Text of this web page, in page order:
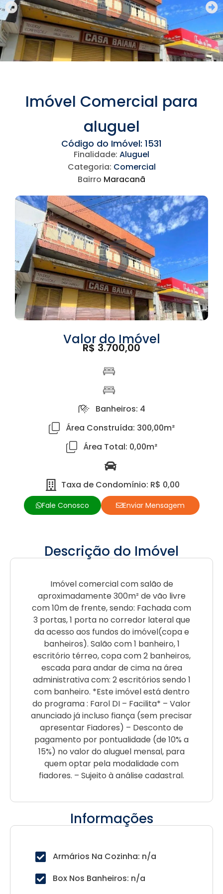
Imóvel Comercial para
aluguel
Código do Imóvel: 1531
Finalidade: Aluguel
Categoria: Comercial
Bairro Maracanã
Valor do Imóvel
R$ 3.700,00
Banheiros: 4
Área Construída: 300,00m²
Área Total: 0,00m²
Taxa de Condomínio: R$ 0,00
Fale Conosco Enviar Mensagem
Descrição do Imóvel
Imóvel comercial com salão de
aproximadamente 300m² de vão livre
com 10m de frente, sendo: Fachada com
3 portas, 1 porta no corredor lateral que
da acesso aos fundos do imóvel(copa e
banheiros). Salão com 1 banheiro, 1
escritório térreo, copa com 2 banheiros,
escada para andar de cima na área
administrativa com: 2 escritórios sendo 1
com banheiro. *Este imóvel está dentro
do programa : Farol DI – Facilita* – Valor
anunciado já incluso fiança (sem precisar
apresentar Fiadores) – Desconto de
pagamento por pontualidade (de 10% a
15%) no valor do aluguel mensal, para
quem optar pela modalidade com
fiadores. – Sujeito à análise cadastral.
Informações
Armários Na Cozinha: n/a
Box Nos Banheiros: n/a